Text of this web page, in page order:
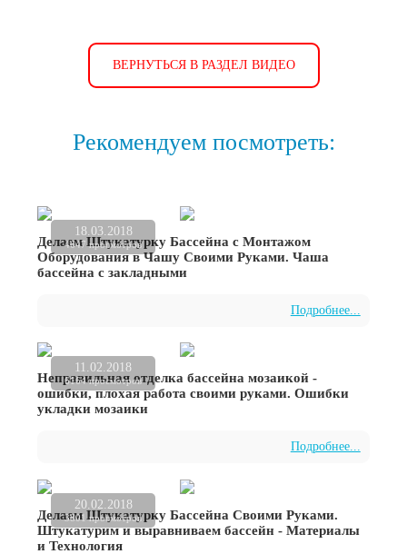
ВЕРНУТЬСЯ В РАЗДЕЛ ВИДЕО
Рекомендуем посмотреть:
18.03.2018
4647 просмотров
Делаем Штукатурку Бассейна с Монтажом
Оборудования в Чашу Своими Руками. Чаша
бассейна с закладными
Подробнее...
11.02.2018
6164 просмотров
Неправильная отделка бассейна мозаикой -
ошибки, плохая работа своими руками. Ошибки
укладки мозаики
Подробнее...
20.02.2018
3801 просмотров
Делаем Штукатурку Бассейна Своими Руками.
Штукатурим и выравниваем бассейн - Материалы
и Технология